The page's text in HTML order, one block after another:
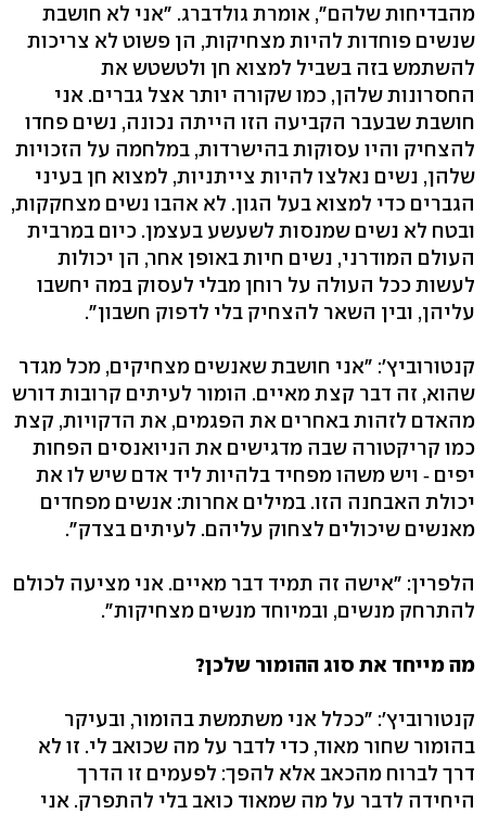
מהבדיחות שלהם", אומרת גולדברג. "אני לא חושבת
שנשים פוחדות להיות מצחיקות, הן פשוט לא צריכות
להשתמש בזה בשביל למצוא חן ולטשטש את
החסרונות שלהן, כמו שקורה יותר אצל גברים. אני
חושבת שבעבר הקביעה הזו הייתה נכונה, נשים פחדו
להצחיק והיו עסוקות בהישרדות, במלחמה על הזכויות
שלהן, נשים נאלצו להיות צייתניות, למצוא חן בעיני
הגברים כדי למצוא בעל הגון. לא אהבו נשים מצחקקות,
ובטח לא נשים שמנסות לשעשע בעצמן. כיום במרבית
העולם המודרני, נשים חיות באופן אחר, הן יכולות
לעשות ככל העולה על רוחן מבלי לעסוק במה יחשבו
עליהן, ובין השאר להצחיק בלי לדפוק חשבון".
קנטורוביץ': "אני חושבת שאנשים מצחיקים, מכל מגדר
שהוא, זה דבר קצת מאיים. הומור לעיתים קרובות דורש
מהאדם לזהות באחרים את הפגמים, את הדקויות, קצת
כמו קריקטורה שבה מדגישים את הניואנסים הפחות
יפים ‑ ויש משהו מפחיד בלהיות ליד אדם שיש לו את
יכולת האבחנה הזו. במילים אחרות: אנשים מפחדים
מאנשים שיכולים לצחוק עליהם. לעיתים בצדק".
הלפרין: "אישה זה תמיד דבר מאיים. אני מציעה לכולם
להתרחק מנשים, ובמיוחד מנשים מצחיקות".
מה מייחד את סוג ההומור שלכן?
קנטורוביץ': "ככלל אני משתמשת בהומור, ובעיקר
בהומור שחור מאוד, כדי לדבר על מה שכואב לי. זו לא
דרך לברוח מהכאב אלא להפך: לפעמים זו הדרך
היחידה לדבר על מה שמאוד כואב בלי להתפרק. אני